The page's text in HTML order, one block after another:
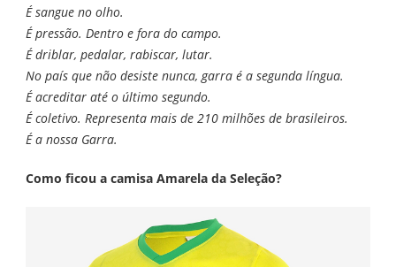
É sangue no olho.
É pressão. Dentro e fora do campo.
É driblar, pedalar, rabiscar, lutar.
No país que não desiste nunca, garra é a segunda língua.
É acreditar até o último segundo.
É coletivo. Representa mais de 210 milhões de brasileiros.
É a nossa Garra.
Como ficou a camisa Amarela da Seleção?